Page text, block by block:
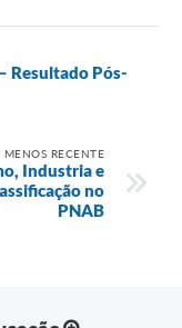
Resultado Pós-
RECENTE
Industria e
no
PNAB